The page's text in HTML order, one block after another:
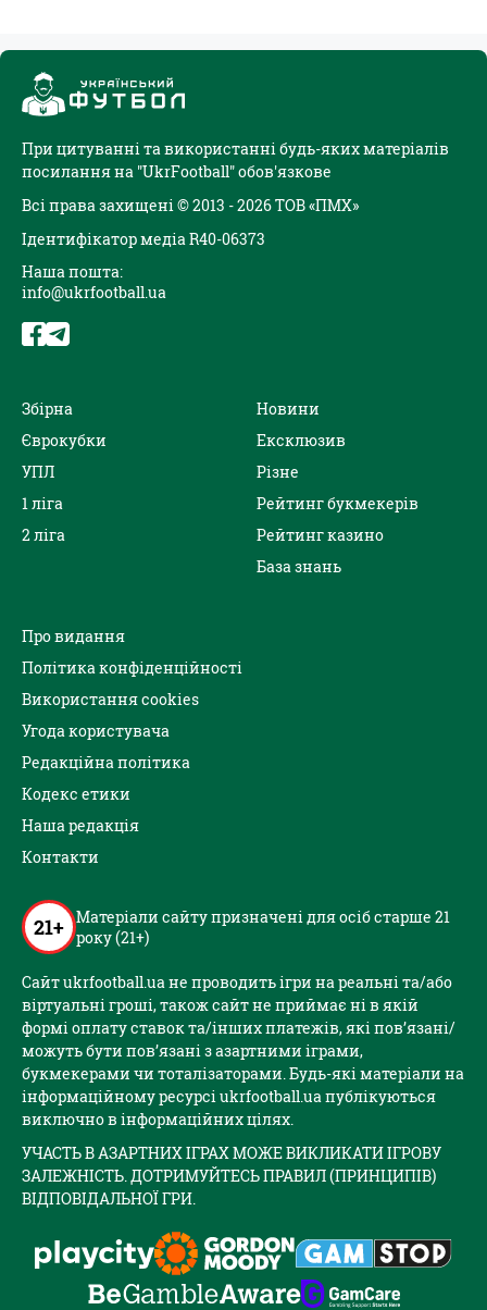
При цитуванні та використанні будь-яких матеріалів
посилання на "UkrFootball" обов'язкове
Всі права захищені © 2013 - 2026 ТОВ «ПМХ»
Ідентифікатор медіа R40-06373
Наша пошта:
info@ukrfootball.ua
Збірна
Єврокубки
УПЛ
1 ліга
2 ліга
Новини
Ексклюзив
Різне
Рейтинг букмекерів
Рейтинг казино
База знань
Про видання
Політика конфіденційності
Використання cookies
Угода користувача
Редакційна політика
Кодекс етики
Наша редакція
Контакти
21+ Матеріали сайту призначені для осіб старше 21
року (21+)
Сайт ukrfootball.ua не проводить ігри на реальні та/або
віртуальні гроші, також сайт не приймає ні в якій
формі оплату ставок та/інших платежів, які пов’язані/
можуть бути пов’язані з азартними іграми,
букмекерами чи тоталізаторами. Будь-які матеріали на
інформаційному ресурсі ukrfootball.ua публікуються
виключно в інформаційних цілях.
УЧАСТЬ В АЗАРТНИХ ІГРАХ МОЖЕ ВИКЛИКАТИ ІГРОВУ
ЗАЛЕЖНІСТЬ. ДОТРИМУЙТЕСЬ ПРАВИЛ (ПРИНЦИПІВ)
ВІДПОВІДАЛЬНОЇ ГРИ.